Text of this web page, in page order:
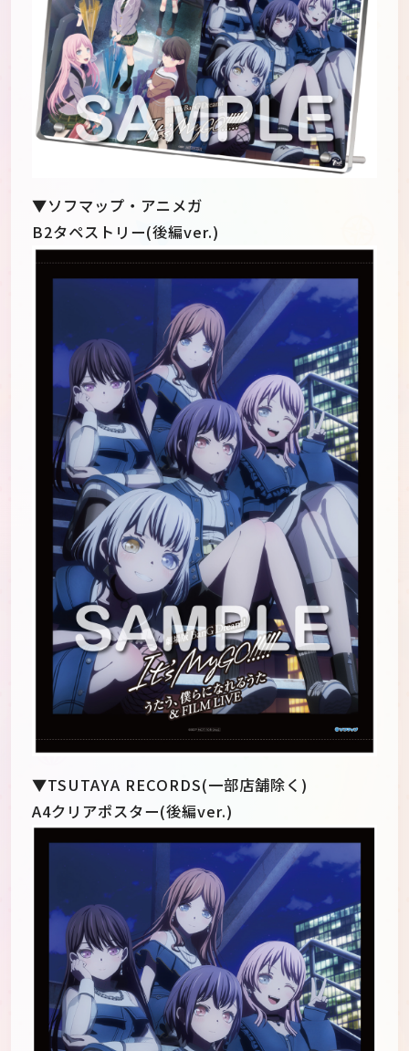
▼ソフマップ・アニメガ
B2タペストリー(後編ver.)
▼TSUTAYA RECORDS(一部店舗除く)
A4クリアポスター(後編ver.)